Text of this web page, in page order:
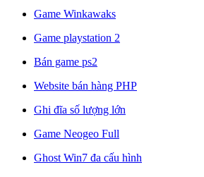
Game Winkawaks
Game playstation 2
Bán game ps2
Website bán hàng PHP
Ghi đĩa số lượng lớn
Game Neogeo Full
Ghost Win7 đa cấu hình